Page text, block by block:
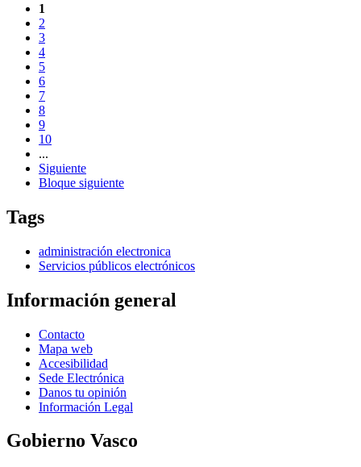
1
2
3
4
5
6
7
8
9
10
...
Siguiente
Bloque siguiente
Tags
administración electronica
Servicios públicos electrónicos
Información general
Contacto
Mapa web
Accesibilidad
Sede Electrónica
Danos tu opinión
Información Legal
Gobierno Vasco